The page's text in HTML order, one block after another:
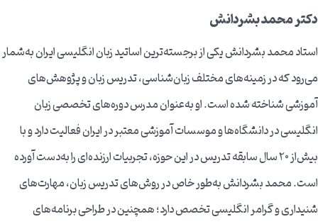
دکتر محمد بشردانش
استاد محمد بشردانش یکی از برجسته‌ترین اساتید زبان انگلیسی ایران به‌شمار
می‌رود که در زمینه‌های مختلف زبان‌شناسی، تدریس زبان و پژوهش‌های
آموزشی شناخته شده است. او به‌عنوان مدرس دوره‌های تخصصی زبان
انگلیسی در دانشگاه‌ها و موسسات آموزشی معتبر در ایران فعالیت دارد و با
بیش‌از 20 سال سابقه تدریس در این حوزه، تجربیات ارزنده‌ای را به‌دست آورده
است. محمد بشردانش به‌طور خاص در روش‌های تدریس زبان، مهارت‌های
شنیداری و گرامر انگلیسی تخصص دارد؛ همچنین در طراحی برنامه‌های